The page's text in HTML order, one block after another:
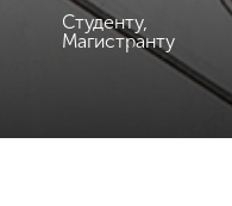
Студенту,
Магистранту